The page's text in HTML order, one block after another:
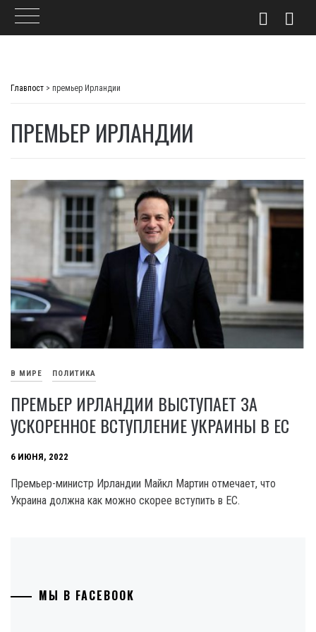
Главпост > премьер Ирландии
ПРЕМЬЕР ИРЛАНДИИ
В МИРЕ ПОЛИТИКА
ПРЕМЬЕР ИРЛАНДИИ ВЫСТУПАЕТ ЗА
УСКОРЕННОЕ ВСТУПЛЕНИЕ УКРАИНЫ В ЕС
6 ИЮНЯ, 2022
Премьер-министр Ирландии Майкл Мартин отмечает, что
Украина должна как можно скорее вступить в ЕС.
МЫ В FACEBOOK